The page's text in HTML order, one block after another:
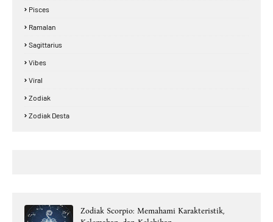
Pisces
Ramalan
Sagittarius
Vibes
Viral
Zodiak
Zodiak Desta
Zodiak Scorpio: Memahami Karakteristik,